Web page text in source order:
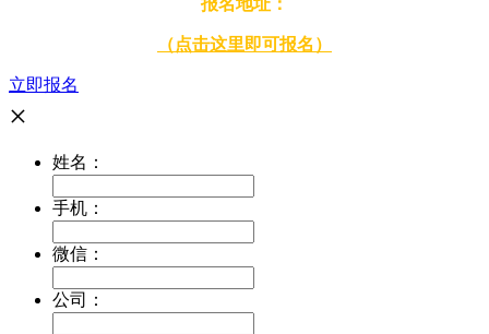
（点击这里即可报名）
立即报名
×
姓名：
手机：
微信：
公司：